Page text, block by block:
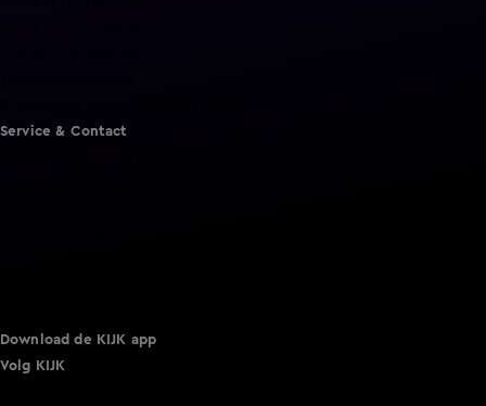
Service & Contact
Download de KIJK app
Volg KIJK